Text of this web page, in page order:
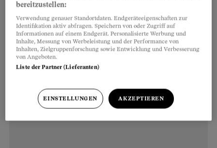
bereitzustellen:
Verwendung genauer Standortdaten. Endgeräteeigenschaften zur
Identifikation aktiv abfragen. Speichern von oder Zugriff auf
Informationen auf einem Endgerät. Personalisierte Werbung und
Inhalte, Messung von Werbeleistung und der Performance von
Inhalten, Zielgruppenforschung sowie Entwicklung und Verbesserung
von Angeboten.
Liste der Partner (Lieferanten)
EINSTELLUNGEN AKZEPTIEREN